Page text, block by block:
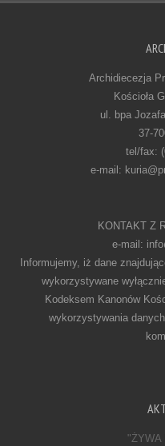
Archidiecezja
Kościoła
ul. bpa
37-
tel/fax:
e-mail:
KONTAKT Z
e-mail:
Informujemy, iż dane
wykorzystywane
Kodeksem Kanonów
wykorzystywania
"ŻYWA